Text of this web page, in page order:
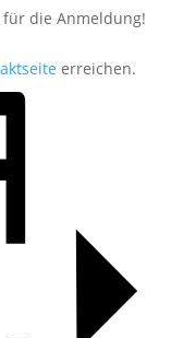
die Anmeldung!
erreichen.